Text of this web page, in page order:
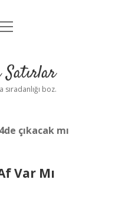
Uyarı
Satırlar
sıradanlığı boz.
çıkacak mı
Var Mı